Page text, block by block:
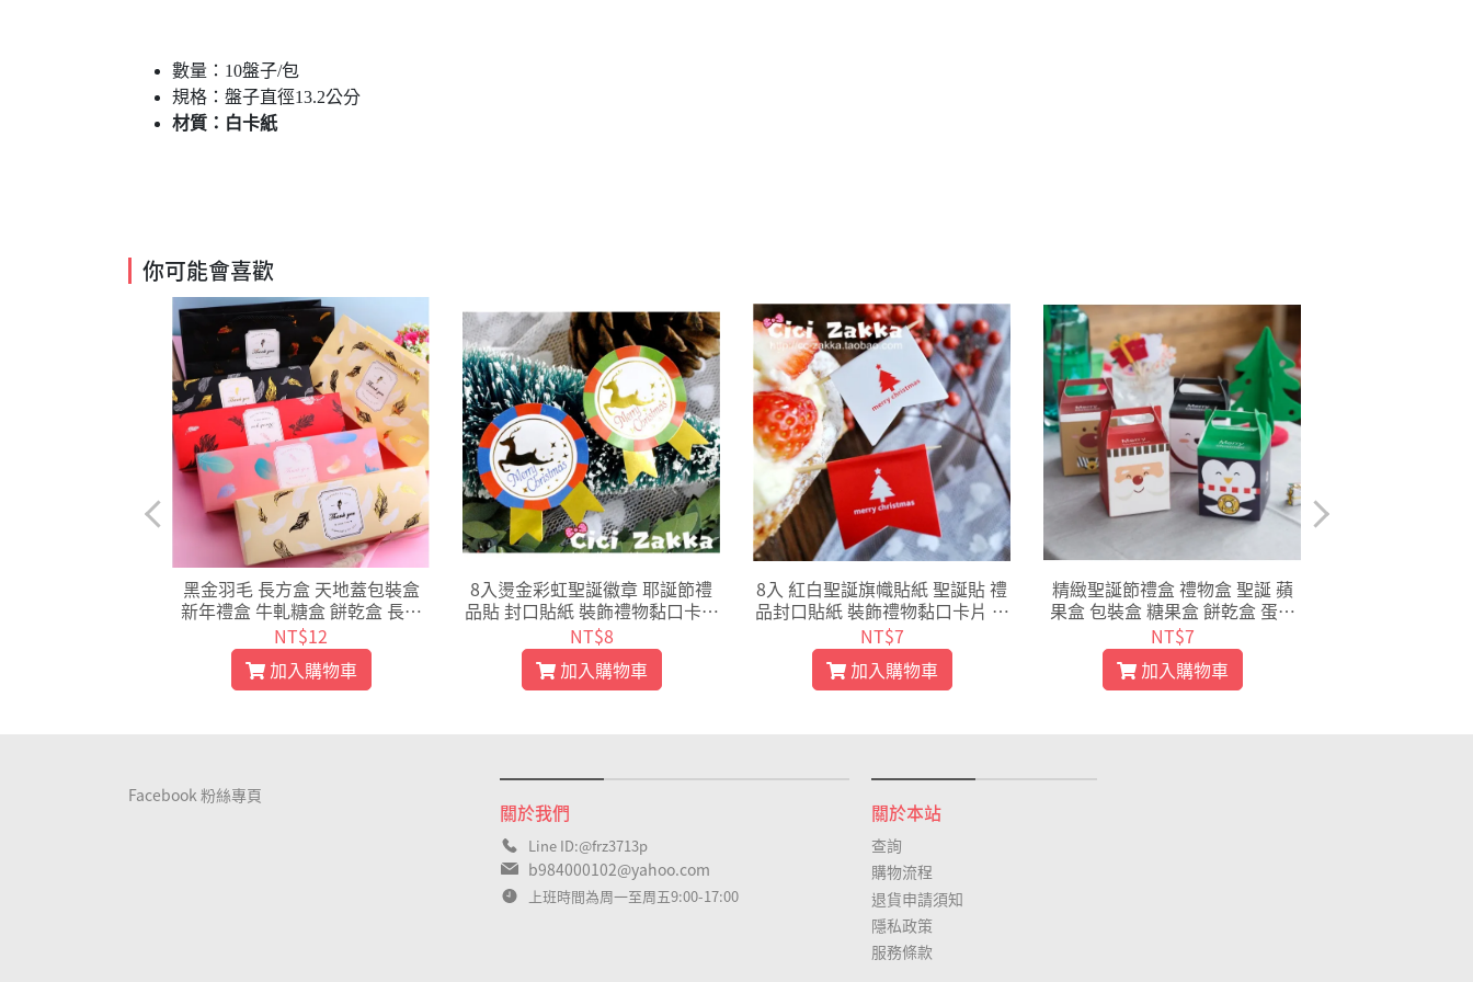
數量：10盤子/包
規格：盤子直徑13.2公分
材質：白卡紙
你可能會喜歡
黑金羽毛 長方盒 天地蓋包裝盒
新年禮盒 牛軋糖盒 餅乾盒 長條
盒 烘焙包裝【C061】
NT$12
加入購物車
8入燙金彩虹聖誕徽章 耶誕節禮
品貼 封口貼紙 裝飾禮物黏口卡片
包裝 奶酪杯 保羅瓶 點心袋【X00
1】
NT$8
加入購物車
8入 紅白聖誕旗幟貼紙 聖誕貼 禮
品封口貼紙 裝飾禮物黏口卡片 耶
誕節包裝小貼紙點心袋派對【X00
3】
NT$7
加入購物車
精緻聖誕節禮盒 禮物盒 聖誕 蘋
果盒 包裝盒 糖果盒 餅乾盒 蛋糕
盒 西點盒 禮品盒 手提盒【X00
5】
NT$7
加入購物車
關於我們
Line ID:@frz3713p
b984000102@yahoo.com
上班時間為周一至周五9:00-17:00
關於本站
查詢
購物流程
退貨申請須知
隱私政策
服務條款
Facebook 粉絲專頁